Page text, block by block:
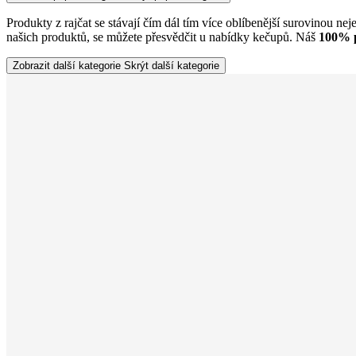
Produkty z rajčat se stávají čím dál tím více oblíbenější surovinou
našich produktů, se můžete přesvědčit u nabídky kečupů. Náš 100%
Zobrazit další kategorie Skrýt další kategorie